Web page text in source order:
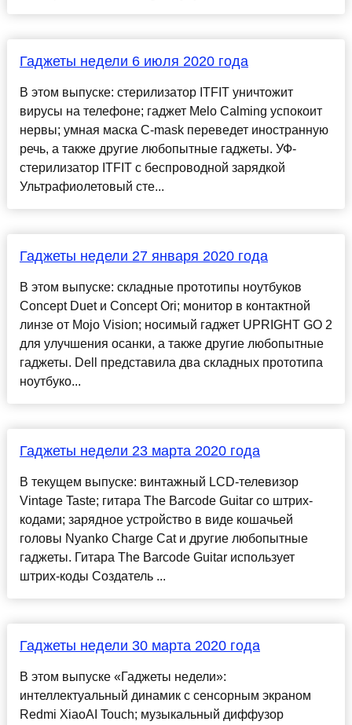
Гаджеты недели 6 июля 2020 года
В этом выпуске: стерилизатор ITFIT уничтожит
вирусы на телефоне; гаджет Melo Calming успокоит
нервы; умная маска C-mask переведет иностранную
речь, а также другие любопытные гаджеты. УФ-
стерилизатор ITFIT с беспроводной зарядкой
Ультрафиолетовый сте...
Гаджеты недели 27 января 2020 года
В этом выпуске: складные прототипы ноутбуков
Concept Duet и Concept Ori; монитор в контактной
линзе от Mojo Vision; носимый гаджет UPRIGHT GO 2
для улучшения осанки, а также другие любопытные
гаджеты. Dell представила два складных прототипа
ноутбуко...
Гаджеты недели 23 марта 2020 года
В текущем выпуске: винтажный LCD-телевизор
Vintage Taste; гитара The Barcode Guitar со штрих-
кодами; зарядное устройство в виде кошачьей
головы Nyanko Charge Cat и другие любопытные
гаджеты. Гитара The Barcode Guitar использует
штрих-коды Создатель ...
Гаджеты недели 30 марта 2020 года
В этом выпуске «Гаджеты недели»:
интеллектуальный динамик с сенсорным экраном
Redmi XiaoAI Touch; музыкальный диффузор